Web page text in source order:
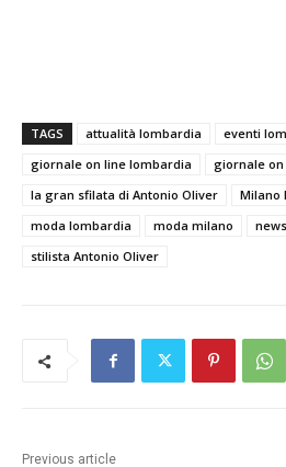
TAGS attualità lombardia
eventi
giornale on line lombardia
giornale
la gran sfilata di Antonio Oliver
Milano
moda lombardia
moda milano
stilista Antonio Oliver
Previous article